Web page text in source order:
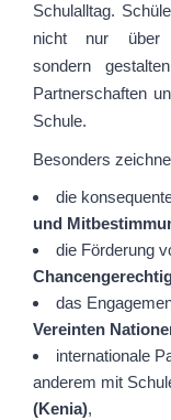
Schulalltag.
nicht nur über
sondern
Partnerschaften
Schule.
Besonders
die
und
die Förderung
das
Vereinten
internationale
anderem mit
(Kenia),